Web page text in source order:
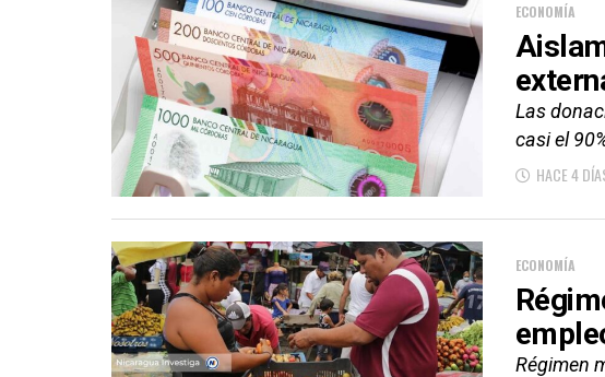
ECONOMÍA
Las
casi el
HACE 4
ECONOMÍA
Régimen